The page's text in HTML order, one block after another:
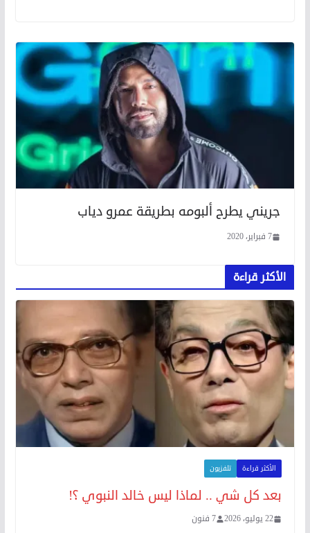
جريني يطرح ألبومه بطريقة عمرو دياب
7 فبراير، 2020
الأكثر قراءة
الأكثر قراءة تلفزيون
بعد كل شي .. لماذا ليس خالد النبوي ؟!
22 يوليو، 2026 7 فنون